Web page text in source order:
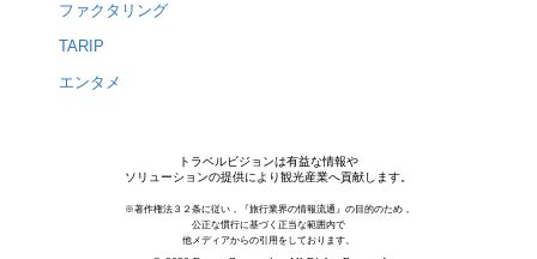
ファクタリング
TARIP
エンタメ
トラベルビジョンは有益な情報や
ソリューションの提供により観光産業へ貢献します。
※著作権法３２条に従い，『旅行業界の情報流通』の目的のため，
公正な慣行に基づく正当な範囲内で
他メディアからの引用をしております。